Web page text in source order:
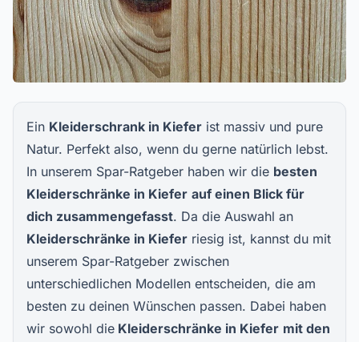
Ein Kleiderschrank in Kiefer ist massiv und pure
Natur. Perfekt also, wenn du gerne natürlich lebst.
In unserem Spar-Ratgeber haben wir die besten
Kleiderschränke in Kiefer auf einen Blick für
dich zusammengefasst. Da die Auswahl an
Kleiderschränke in Kiefer riesig ist, kannst du mit
unserem Spar-Ratgeber zwischen
unterschiedlichen Modellen entscheiden, die am
besten zu deinen Wünschen passen. Dabei haben
wir sowohl die Kleiderschränke in Kiefer mit den